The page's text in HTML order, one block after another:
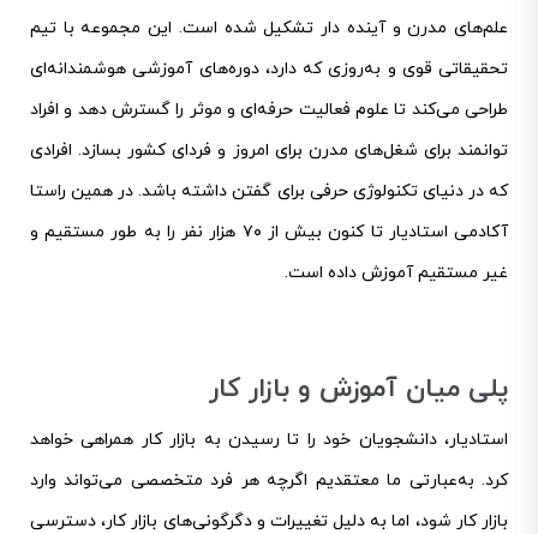
علم‌های مدرن و آینده دار تشکیل شده است. این مجموعه با تیم
تحقیقاتی قوی و به‌روزی که دارد، دوره‌های آموزشی هوشمندانه‌ای
طراحی می‌کند تا علوم فعالیت حرفه‌ای و موثر را گسترش دهد و افراد
توانمند برای شغل‌های مدرن برای امروز و فردای کشور بسازد. افرادی
که در دنیای تکنولوژی حرفی برای گفتن داشته باشد. در همین راستا
آکادمی استادیار تا کنون بیش از ۷۰ هزار نفر را به طور مستقیم و
غیر مستقیم آموزش داده است.
پلی میان آموزش و بازار کار
استادیار، دانشجویان خود را تا رسیدن به بازار کار همراهی خواهد
کرد. به‌عبارتی ما معتقدیم اگرچه هر فرد متخصصی می‌تواند وارد
بازار کار شود، اما به دلیل تغییرات و دگرگونی‌های بازار کار، دسترسی